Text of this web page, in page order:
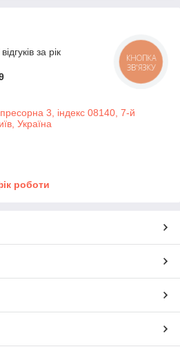
за рік
3, індекс 08140, 7-й
Україна
роботи
КНОПКА
ЗВ'ЯЗКУ